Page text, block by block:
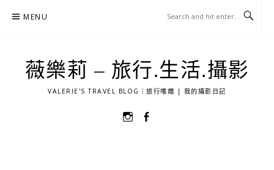
MENU
薇樂莉 – 旅行.生活.攝影
VALERIE'S TRAVEL BLOG｜旅行嗜癮 | 我的攝影日記
選